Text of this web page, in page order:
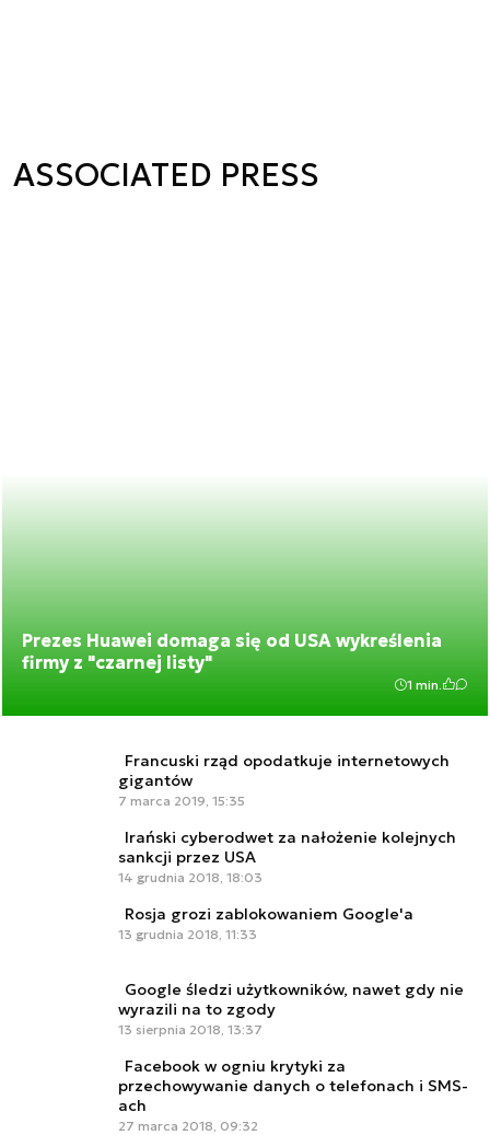
ASSOCIATED PRESS
Prezes Huawei domaga się od USA wykreślenia
firmy z "czarnej listy"
1 min.
Francuski rząd opodatkuje internetowych
gigantów
7 marca 2019, 15:35
Irański cyberodwet za nałożenie kolejnych
sankcji przez USA
14 grudnia 2018, 18:03
Rosja grozi zablokowaniem Google'a
13 grudnia 2018, 11:33
Google śledzi użytkowników, nawet gdy nie
wyrazili na to zgody
13 sierpnia 2018, 13:37
Facebook w ogniu krytyki za
przechowywanie danych o telefonach i SMS-
ach
27 marca 2018, 09:32